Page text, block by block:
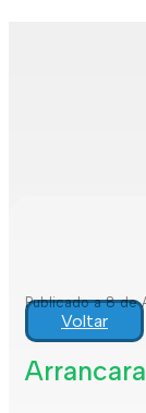
Publicado a 8 de
Voltar